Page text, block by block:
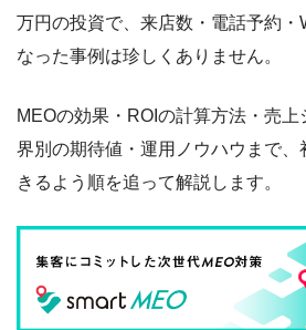
万円の投資で、来店数・電話予約・
なった事例は珍しくありません。
MEOの効果・ROIの計算方法・売
界別の期待値・運用ノウハウまで
きるよう順を追って解説します。